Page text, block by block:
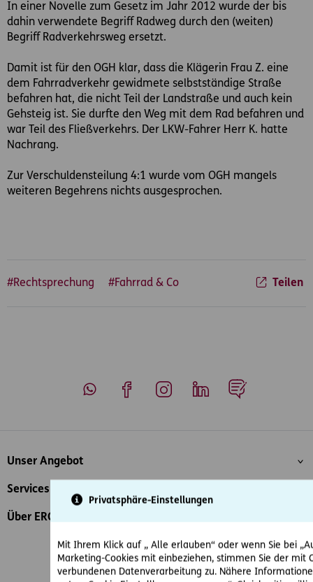
Privatsphäre-Einstellungen
Mit Ihrem Klick auf „ Alle erlauben“ oder wenn Sie bei
Marketing-Cookies mit einbeziehen, stimmen Sie der mit
verbundenen Datenverarbeitung zu. Nähere
In einer Novelle zum Gesetz im Jahr 2012 wurde der bis
dahin verwendete Begriff Radweg durch den (weiten)
Begriff Radverkehrsweg ersetzt.
Damit ist für den OGH klar, dass die Klägerin Frau Z. eine
dem Fahrradverkehr gewidmete selbstständige Straße
befahren hat, die nicht Teil der Landstraße und auch kein
Gehsteig ist. Sie durfte den Weg mit dem Rad befahren und
war Teil des Fließverkehrs. Der LKW-Fahrer Herr K. hatte
Nachrang.
Zur Verschuldensteilung 4:1 wurde vom OGH mangels
weiteren Begehrens nichts ausgesprochen.
#Rechtsprechung #Fahrrad & Co Teilen
Inhaltsübersicht
Unser Angebot
Services
Über ERGO